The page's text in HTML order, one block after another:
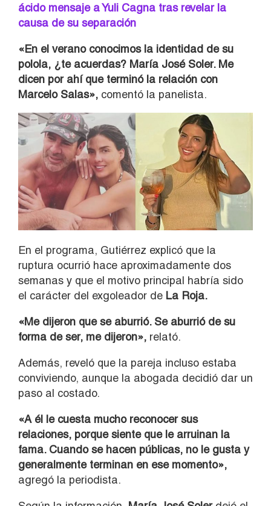
ácido mensaje a Yuli Cagna tras revelar la
causa de su separación
«En el verano conocimos la identidad de su
polola, ¿te acuerdas? María José Soler. Me
dicen por ahí que terminó la relación con
Marcelo Salas», comentó la panelista.
En el programa, Gutiérrez explicó que la
ruptura ocurrió hace aproximadamente dos
semanas y que el motivo principal habría sido
el carácter del exgoleador de La Roja.
«Me dijeron que se aburrió. Se aburrió de su
forma de ser, me dijeron», relató.
Además, reveló que la pareja incluso estaba
conviviendo, aunque la abogada decidió dar un
paso al costado.
«A él le cuesta mucho reconocer sus
relaciones, porque siente que le arruinan la
fama. Cuando se hacen públicas, no le gusta y
generalmente terminan en ese momento»,
agregó la periodista.